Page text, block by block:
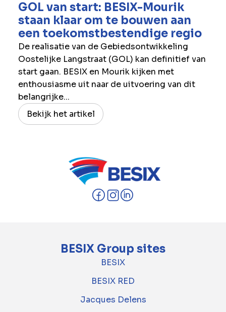
GOL van start: BESIX-Mourik
staan klaar om te bouwen aan
een toekomstbestendige regio
De realisatie van de Gebiedsontwikkeling
Oostelijke Langstraat (GOL) kan definitief van
start gaan. BESIX en Mourik kijken met
enthousiasme uit naar de uitvoering van dit
belangrijke...
Bekijk het artikel
BESIX Group sites
BESIX
BESIX RED
Jacques Delens